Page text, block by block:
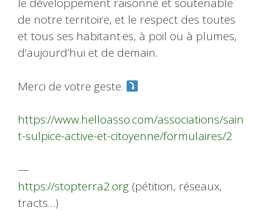
le développement raisonné et soutenable
de notre territoire, et le respect des toutes
et tous ses habitant·es, à poil ou à plumes,
d’aujourd’hui et de demain.
Merci de votre geste.
https://www.helloasso.com/associations/sain
t-sulpice-active-et-citoyenne/formulaires/2
—
https://stopterra2.org (pétition, réseaux,
tracts…)